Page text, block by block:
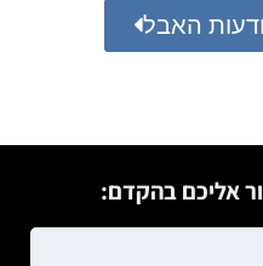
האבל
אליכם בהקדם: